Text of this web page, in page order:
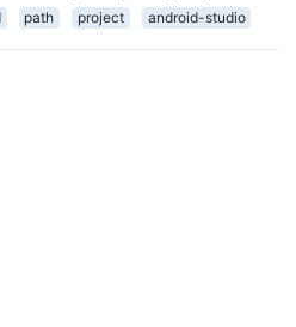
path project android-studio